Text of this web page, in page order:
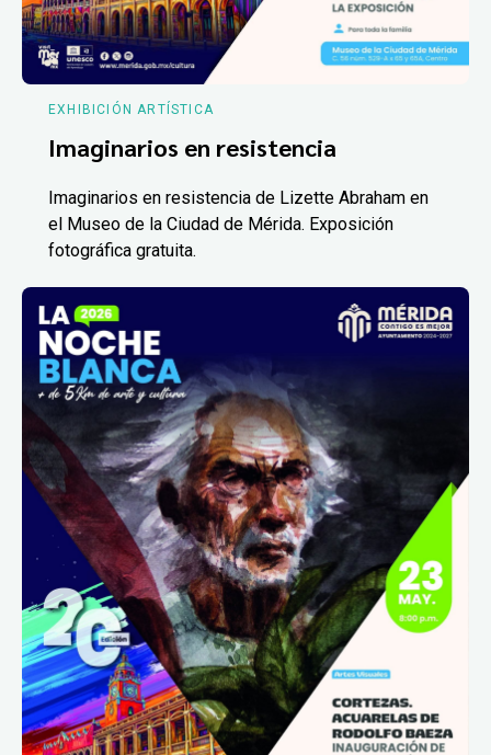
EXHIBICIÓN ARTÍSTICA
Imaginarios en resistencia
Imaginarios en resistencia de Lizette Abraham en
el Museo de la Ciudad de Mérida. Exposición
fotográfica gratuita.